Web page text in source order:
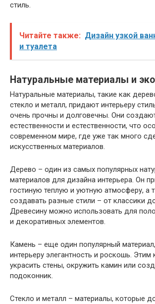
стиль.
Читайте также: Дизайн узкой
и туалета
Натуральные материалы и
Натуральные материалы, такие как
стекло и металл, придают интерьеру
очень прочны и долговечны. Они
естественности и естественности, что
современном мире, где уже так много
искусственных материалов.
Дерево – один из самых популярных
материалов для дизайна интерьера. Он
гостиную теплую и уютную атмосферу, а
создавать разные стили – от классики
Древесину можно использовать для
и декоративных элементов.
Камень – еще один популярный
интерьеру элегантность и роскошь.
украсить стены, окружить камин или
подоконник.
Стекло и металл – материалы, которые